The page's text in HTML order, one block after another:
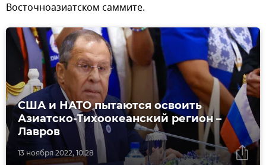
Восточноазиатском саммите.
13 ноября 2022, 10:28
США и НАТО пытаются освоить
Азиатско-Тихоокеанский регион –
Лавров